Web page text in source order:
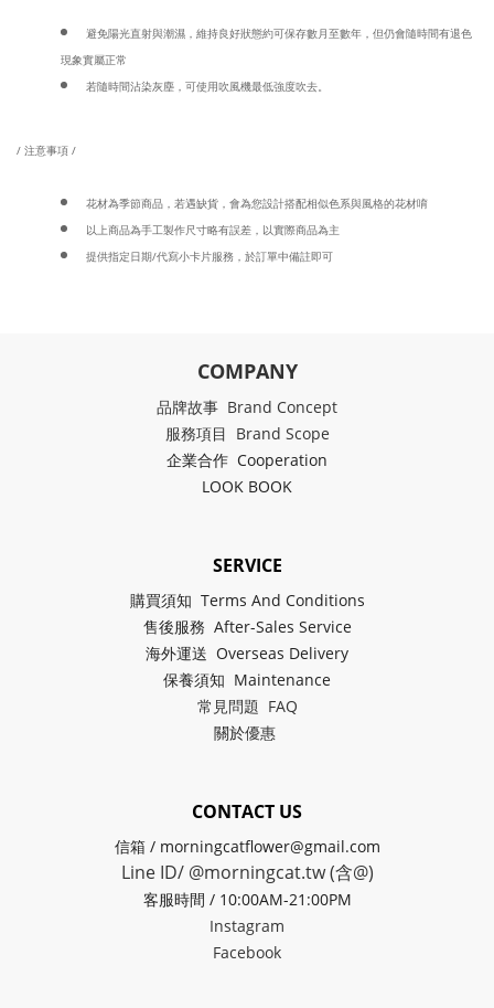
避免陽光直射與潮濕，維持良好狀態約可保存數月至數年，但仍會隨時間有退色
現象實屬正常
若隨時間沾染灰塵，可使用吹風機最低強度吹去。
/ 注意事項 /
花材為季節商品，若遇缺貨，會為您設計搭配相似色系與風格的花材唷
以上商品為手工製作尺寸略有誤差，以實際商品為主
提供指定日期/代寫小卡片服務，於訂單中備註即可
COMPANY
品牌故事 Brand Concept
服務項目 Brand Scope
企業合作 Cooperation
LOOK BOOK
SERVICE
購買須知 Terms And Conditions
售後服務 After-Sales Service
海外運送 Overseas Delivery
保養須知 Maintenance
常見問題 FAQ
關於優惠
CONTACT US
信箱 / morningcatflower@gmail.com
Line ID/ @morningcat.tw (含@)
客服時間 / 10:00AM-21:00PM
Instagram
Facebook